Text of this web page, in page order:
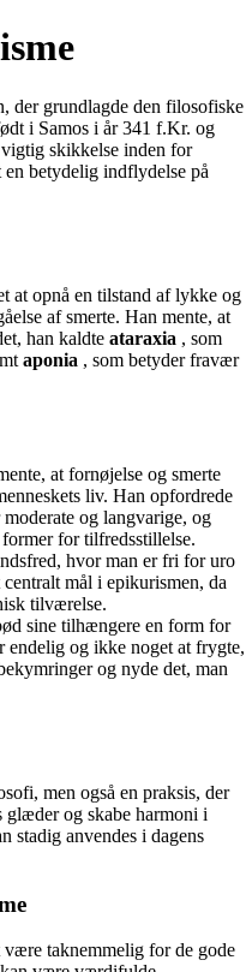
der grundlagde den filosofiske
i Samos i år 341 f.Kr. og
skikkelse inden for
betydelig indflydelse på
at opnå en tilstand af lykke og
af smerte. Han mente, at
han kaldte ataraxia , som
aponia , som betyder fravær
at fornøjelse og smerte
liv. Han opfordrede
og langvarige, og
for tilfredsstillelse.
hvor man er fri for uro
mål i epikurismen, da
tilværelse.
sine tilhængere en form for
endelig og ikke noget at frygte,
og nyde det, man
men også en praksis, der
glæder og skabe harmoni i
stadig anvendes i dagens
taknemmelig for de gode